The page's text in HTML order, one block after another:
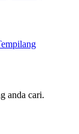
anda cari.